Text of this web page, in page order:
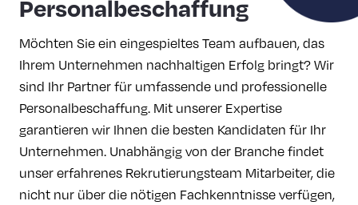
Personalbeschaffung
Möchten Sie ein eingespieltes Team aufbauen, das
Ihrem Unternehmen nachhaltigen Erfolg bringt? Wir
sind Ihr Partner für umfassende und professionelle
Personalbeschaffung. Mit unserer Expertise
garantieren wir Ihnen die besten Kandidaten für Ihr
Unternehmen. Unabhängig von der Branche findet
unser erfahrenes Rekrutierungsteam Mitarbeiter, die
nicht nur über die nötigen Fachkenntnisse verfügen,